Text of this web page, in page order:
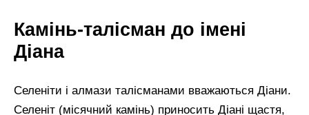
Камінь-талісман до імені
Діана
Селеніти і алмази талісманами вважаються Діани.
Селеніт (місячний камінь) приносить Діані щастя,